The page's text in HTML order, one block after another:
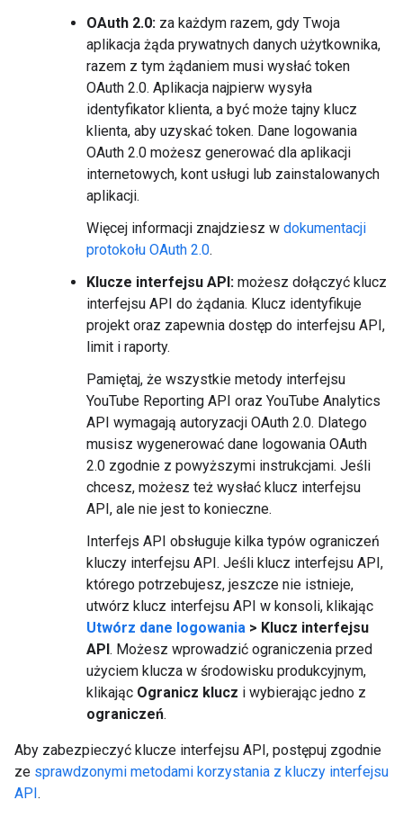
OAuth 2.0: za każdym razem, gdy Twoja
aplikacja żąda prywatnych danych użytkownika,
razem z tym żądaniem musi wysłać token
OAuth 2.0. Aplikacja najpierw wysyła
identyfikator klienta, a być może tajny klucz
klienta, aby uzyskać token. Dane logowania
OAuth 2.0 możesz generować dla aplikacji
internetowych, kont usługi lub zainstalowanych
aplikacji.
Więcej informacji znajdziesz w dokumentacji
protokołu OAuth 2.0.
Klucze interfejsu API: możesz dołączyć klucz
interfejsu API do żądania. Klucz identyfikuje
projekt oraz zapewnia dostęp do interfejsu API,
limit i raporty.
Pamiętaj, że wszystkie metody interfejsu
YouTube Reporting API oraz YouTube Analytics
API wymagają autoryzacji OAuth 2.0. Dlatego
musisz wygenerować dane logowania OAuth
2.0 zgodnie z powyższymi instrukcjami. Jeśli
chcesz, możesz też wysłać klucz interfejsu
API, ale nie jest to konieczne.
Interfejs API obsługuje kilka typów ograniczeń
kluczy interfejsu API. Jeśli klucz interfejsu API,
którego potrzebujesz, jeszcze nie istnieje,
utwórz klucz interfejsu API w konsoli, klikając
Utwórz dane logowania > Klucz interfejsu
API. Możesz wprowadzić ograniczenia przed
użyciem klucza w środowisku produkcyjnym,
klikając Ogranicz klucz i wybierając jedno z
ograniczeń.
Aby zabezpieczyć klucze interfejsu API, postępuj zgodnie
ze sprawdzonymi metodami korzystania z kluczy interfejsu
API.